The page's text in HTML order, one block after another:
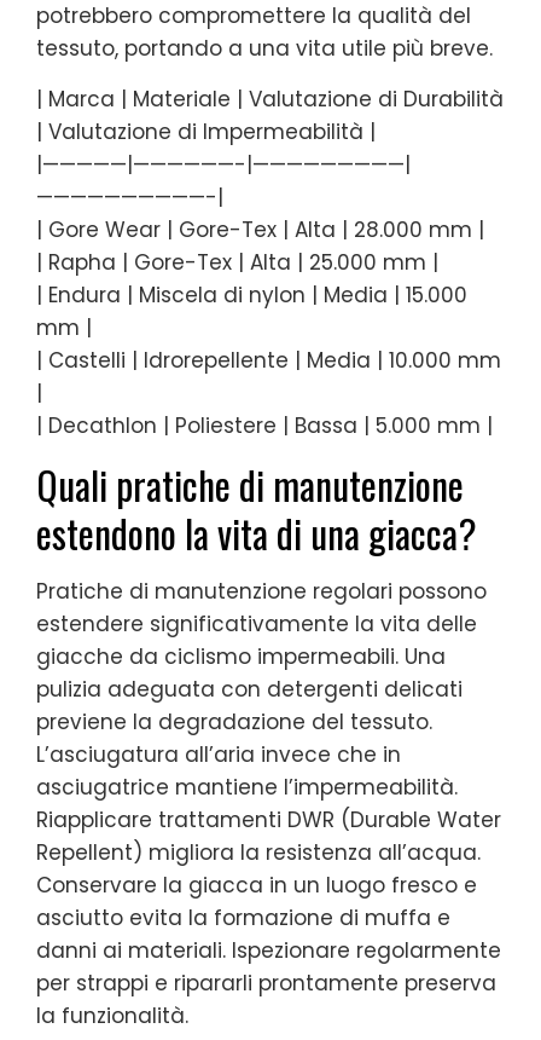
potrebbero compromettere la qualità del
tessuto, portando a una vita utile più breve.
| Marca | Materiale | Valutazione di Durabilità
| Valutazione di Impermeabilità |
|—————|——————-|—————————|
——————————-|
| Gore Wear | Gore-Tex | Alta | 28.000 mm |
| Rapha | Gore-Tex | Alta | 25.000 mm |
| Endura | Miscela di nylon | Media | 15.000
mm |
| Castelli | Idrorepellente | Media | 10.000 mm
|
| Decathlon | Poliestere | Bassa | 5.000 mm |
Quali pratiche di manutenzione
estendono la vita di una giacca?
Pratiche di manutenzione regolari possono
estendere significativamente la vita delle
giacche da ciclismo impermeabili. Una
pulizia adeguata con detergenti delicati
previene la degradazione del tessuto.
L’asciugatura all’aria invece che in
asciugatrice mantiene l’impermeabilità.
Riapplicare trattamenti DWR (Durable Water
Repellent) migliora la resistenza all’acqua.
Conservare la giacca in un luogo fresco e
asciutto evita la formazione di muffa e
danni ai materiali. Ispezionare regolarmente
per strappi e ripararli prontamente preserva
la funzionalità.